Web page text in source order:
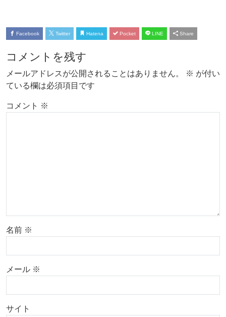
Facebook Twitter Hatena Pocket LINE Share
コメントを残す
メールアドレスが公開されることはありません。 ※ が付い
ている欄は必須項目です
コメント ※
名前 ※
メール ※
サイト